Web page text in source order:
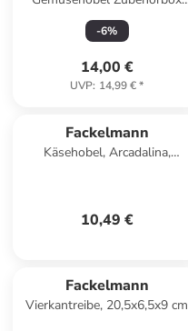
Schieberbox TrendLine ohne
Fuß in schwarz
-6%
14,00 €
UVP: 14,99 €*
Fackelmann
Käsehobel, Arcadalina,
10,49 €
Fackelmann
Vierkantreibe, 20,5x6,5x9 cm